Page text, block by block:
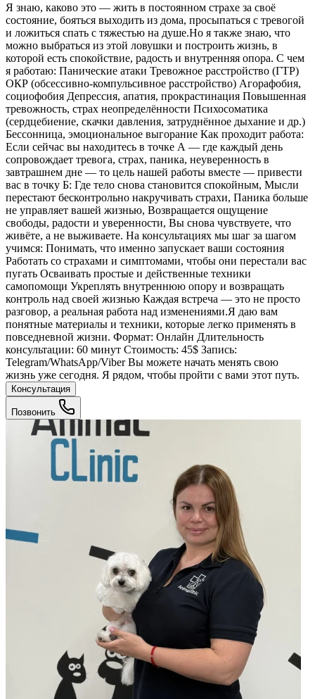
Я знаю, каково это — жить в постоянном страхе за своё
состояние, бояться выходить из дома, просыпаться с тревогой
и ложиться спать с тяжестью на душе.Но я также знаю, что
можно выбраться из этой ловушки и построить жизнь, в
которой есть спокойствие, радость и внутренняя опора. С чем
я работаю: Панические атаки Тревожное расстройство (ГТР)
ОКР (обсессивно-компульсивное расстройство) Агорафобия,
социофобия Депрессия, апатия, прокрастинация Повышенная
тревожность, страх неопределённости Психосоматика
(сердцебиение, скачки давления, затруднённое дыхание и др.)
Бессонница, эмоциональное выгорание Как проходит работа:
Если сейчас вы находитесь в точке А — где каждый день
сопровождает тревога, страх, паника, неуверенность в
завтрашнем дне — то цель нашей работы вместе — привести
вас в точку Б: Где тело снова становится спокойным, Мысли
перестают бесконтрольно накручивать страхи, Паника больше
не управляет вашей жизнью, Возвращается ощущение
свободы, радости и уверенности, Вы снова чувствуете, что
живёте, а не выживаете. На консультациях мы шаг за шагом
учимся: Понимать, что именно запускает ваши состояния
Работать со страхами и симптомами, чтобы они перестали вас
пугать Осваивать простые и действенные техники
самопомощи Укреплять внутреннюю опору и возвращать
контроль над своей жизнью Каждая встреча — это не просто
разговор, а реальная работа над изменениями.Я даю вам
понятные материалы и техники, которые легко применять в
повседневной жизни. Формат: Онлайн Длительность
консультации: 60 минут Стоимость: 45$ Запись:
Telegram/WhatsApp/Viber Вы можете начать менять свою
жизнь уже сегодня. Я рядом, чтобы пройти с вами этот путь.
Консультация
Позвонить